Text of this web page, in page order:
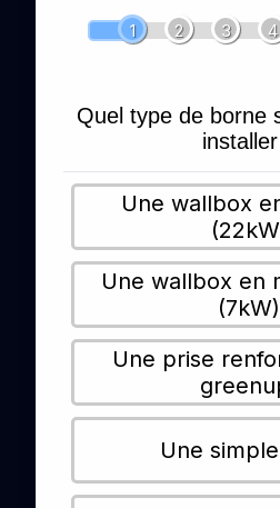
1 2 3 4
Quel type de borne
Une wallbox
Une wallbox en
(7kW)
Une prise
Une